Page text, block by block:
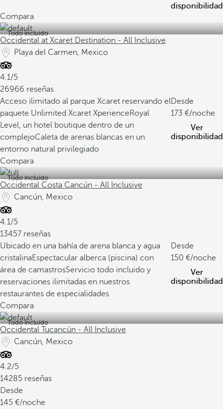
disponibilidad
Compara
Todo incluido
Occidental at Xcaret Destination - All Inclusive
Playa del Carmen, Mexico
4.1/5
26966 reseñas
Acceso ilimitado al parque Xcaret reservando el
paquete Unlimited Xcaret XperienceRoyal
Level, un hotel boutique dentro de un
complejoCaleta de arenas blancas en un
entorno natural privilegiado
Desde
173
/noche
Ver
disponibilidad
Compara
Todo incluido
Occidental Costa Cancún - All Inclusive
Cancún, Mexico
4.1/5
13457 reseñas
Ubicado en una bahía de arena blanca y agua
cristalinaEspectacular alberca (piscina) con
área de camastrosServicio todo incluido y
reservaciones ilimitadas en nuestros
restaurantes de especialidades
Desde
150
/noche
Ver
disponibilidad
Compara
Todo incluido
Occidental Tucancún - All Inclusive
Cancún, Mexico
4.2/5
14285 reseñas
Desde
145
/noche